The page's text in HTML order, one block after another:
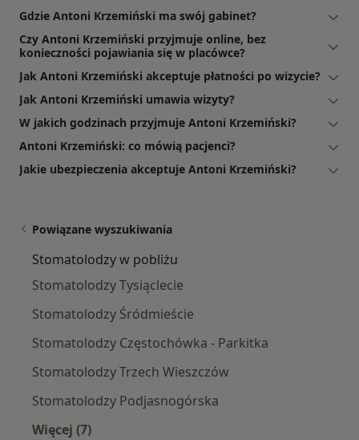
Gdzie Antoni Krzemiński ma swój gabinet?
Czy Antoni Krzemiński przyjmuje online, bez
konieczności pojawiania się w placówce?
Jak Antoni Krzemiński akceptuje płatności po wizycie?
Jak Antoni Krzemiński umawia wizyty?
W jakich godzinach przyjmuje Antoni Krzemiński?
Antoni Krzemiński: co mówią pacjenci?
Jakie ubezpieczenia akceptuje Antoni Krzemiński?
Powiązane wyszukiwania
Stomatolodzy w pobliżu
Stomatolodzy Tysiąclecie
Stomatolodzy Śródmieście
Stomatolodzy Częstochówka - Parkitka
Stomatolodzy Trzech Wieszczów
Stomatolodzy Podjasnogórska
Więcej (7)